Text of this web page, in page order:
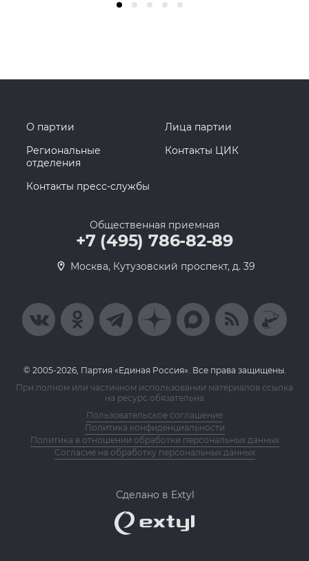
О партии
Лица партии
Региональные
отделения
Контакты ЦИК
Контакты пресс-службы
Общественная приемная
+7 (495) 786-82-89
Москва, Кутузовский проспект, д. 39
© 2005-2026, Партия «Единая Россия». Все права защищены.
При полном или частичном использовании материалов ссылка
на ресурс обязательна
Пользовательское соглашение
Политика конфиденциальности
Политика в отношении обработки персональных данных
Согласие на обработку персональных данных
Сделано в Extyl